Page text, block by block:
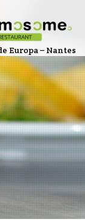
Europa – Nantes